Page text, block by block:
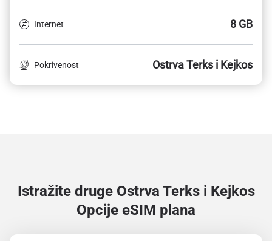
Internet 8 GB
Pokrivenost Ostrva Terks i Kejkos
Istražite druge Ostrva Terks i Kejkos
Opcije eSIM plana